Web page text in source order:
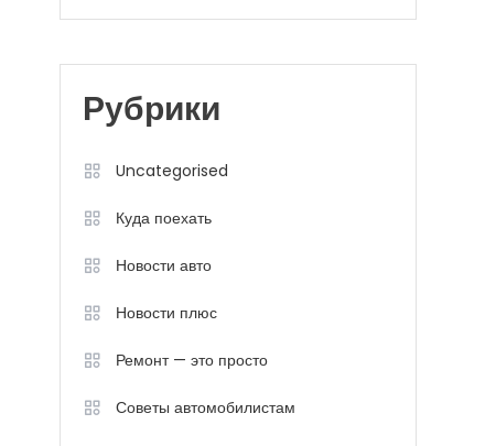
Рубрики
Uncategorised
Куда поехать
Новости авто
Новости плюс
Ремонт — это просто
Советы автомобилистам